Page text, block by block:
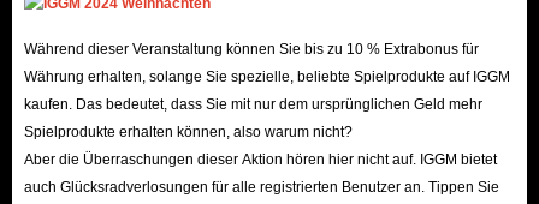
gewähren.
Holen Sie sich jetzt In-Game-Gold für die Server
Guedelon/Ewyn!
Gold ist das wirtschaftliche Rückgrat im MMORPG
ArcheAge WAR. Es dient dazu, Ausrüstung, Häuser und
Während dieser Veranstaltung können Sie bis zu 10 % Extrabonus für
Währung erhalten, solange Sie spezielle, beliebte Spielprodukte auf IGGM
kaufen. Das bedeutet, dass Sie mit nur dem ursprünglichen Geld mehr
Spielprodukte erhalten können, also warum nicht?
Aber die Überraschungen dieser Aktion hören hier nicht auf. IGGM bietet
auch Glücksradverlosungen für alle registrierten Benutzer an. Tippen Sie